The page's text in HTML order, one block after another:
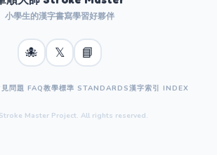
小學生的漢字書寫學習好夥伴
🐙 𝕏 📘
問題 FAQ教學標準 STANDARDS漢字索引 INDEX
Master Project. All rights reserved.